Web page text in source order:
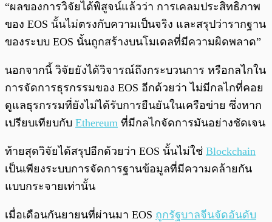
“ผลของการวิจัยได้พิสูจน์แล้วว่า การเคลมประสิทธิภาพ
ของ EOS นั้นไม่ตรงกับความเป็นจริง และสรุปว่ารากฐาน
ของระบบ EOS นั้นถูกสร้างบนโมเดลที่มีความผิดพลาด”
นอกจากนี้ วิจัยยังได้วิจารณ์ถึงกระบวนการ หรือกลไกใน
การจัดการธุรกรรมของ EOS อีกด้วยว่า ไม่มีกลไกที่คอย
ดูแลธุรกรรมที่ยังไม่ได้รับการยืนยันในเครือข่าย ซึ่งหาก
เปรียบเทียบกับ Ethereum ที่มีกลไกจัดการมันอย่างชัดเจน
ท้ายสุดวิจัยได้สรุปอีกด้วยว่า EOS นั้นไม่ใช่ Blockchain
เป็นเพียงระบบการจัดการฐานข้อมูลที่มีความคล้ายกัน
แบบกระจายเท่านั้น
เมื่อเดือนกันยายนที่ผ่านมา EOS ถูกรัฐบาลจีนจัดอันดับ